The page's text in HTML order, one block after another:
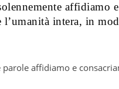
affidiamo
intera, in
affidiamo e